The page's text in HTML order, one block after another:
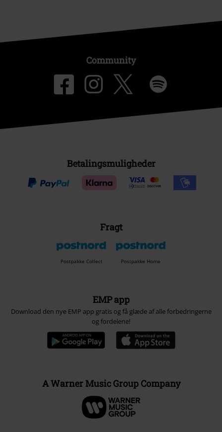
Community
Betalingsmuligheder
Fragt
Postpakke Collect Postpakke Home
EMP app
Download den nye EMP app gratis og få glæde af alle forbedringerne
og fordelene!
A Warner Music Group Company